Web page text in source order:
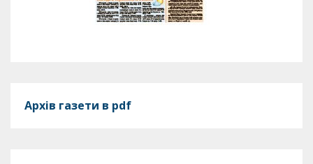
Архів газети в pdf